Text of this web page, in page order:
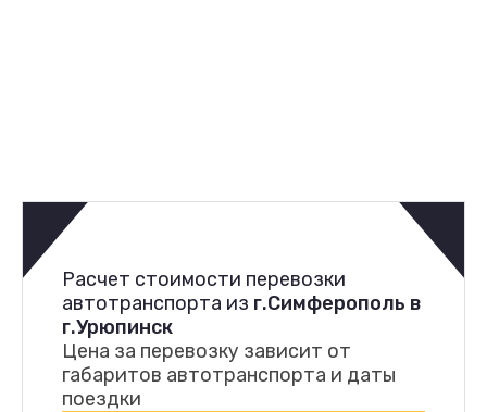
Расчет стоимости перевозки
автотранспорта из г.Симферополь в
г.Урюпинск
Цена за перевозку зависит от
габаритов автотранспорта и даты
поездки